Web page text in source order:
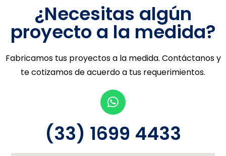
¿Necesitas algún
proyecto a la medida?
Fabricamos tus proyectos a la medida. Contáctanos y
te cotizamos de acuerdo a tus requerimientos.
(33) 1699 4433